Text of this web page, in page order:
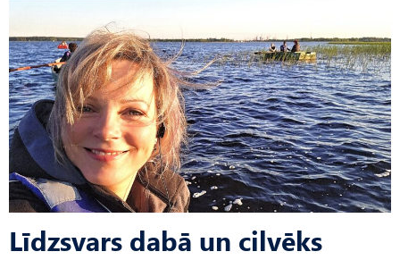
Līdzsvars dabā un cilvēks